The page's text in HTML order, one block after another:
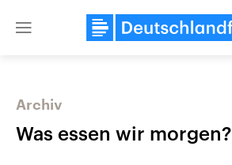
Close
Archiv
Was essen wir morgen?